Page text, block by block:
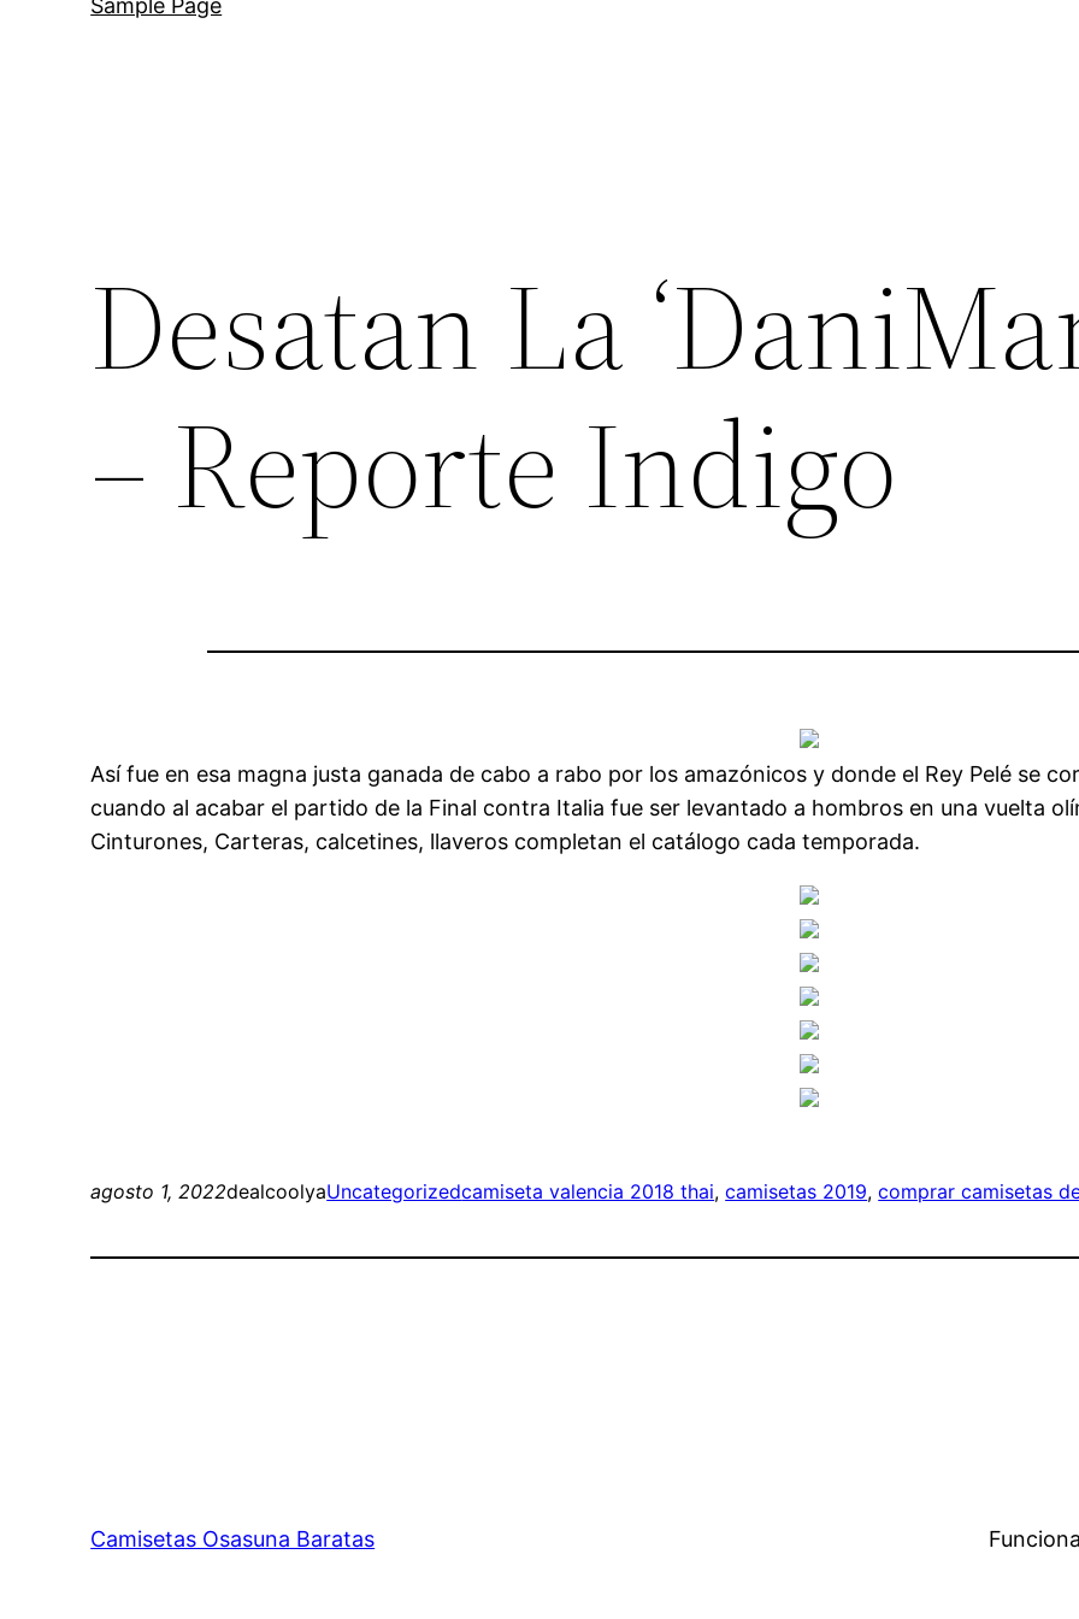
Sample Page
Desatan La
– Reporte Indigo
Así fue en esa magna justa ganada de cabo a rabo por los amazónicos y donde el Rey Pelé se
cuando al acabar el partido de la Final contra Italia fue ser levantado a hombros en una vuelta
Cinturones, Carteras, calcetines, llaveros completan el catálogo cada temporada.
agosto 1, 2022dealcoolyaUncategorizedcamiseta valencia 2018 thai, camisetas 2019, comprar camisetas
Camisetas Osasuna Baratas